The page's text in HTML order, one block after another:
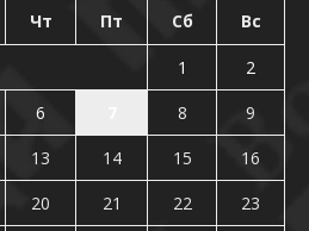
Чт Пт Сб Вс
1
2
6 8
9
13 14 15
16
20 21 22
23